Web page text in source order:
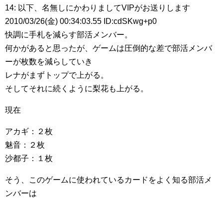
14: 以下、名無しにかわりましてVIPがお送りします
2010/03/26(金) 00:34:03.55 ID:cdSKwg+p0
快調に手札を減らす部活メンバー。
何かがあると思ったが、ゲームは圧倒的な差で部活メンバ
ーが枚数を減らしていき
レナがまずトップで上がる。
そしてそれに続くように梨花も上がる。
現在
アカギ：２枚
魅音：２枚
沙都子：１枚
そう、このゲームに使われているカードをよく知る部活メ
ンバーは